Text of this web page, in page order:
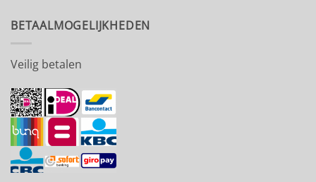
BETAALMOGELIJKHEDEN
Veilig betalen